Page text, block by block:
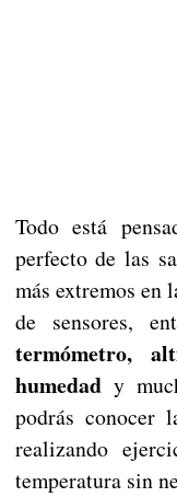
Todo está
perfecto de las
más extremos en
de sensores,
termómetro,
humedady
podrás conocer
realizando
temperatura sin